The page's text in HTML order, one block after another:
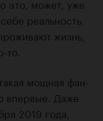
это, может, уже
реальность.
жизнь,
то.
мощная фан-
впервые. Даже
2019 года,